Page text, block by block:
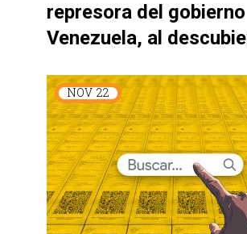
represora del
Venezuela, al
NOV 22